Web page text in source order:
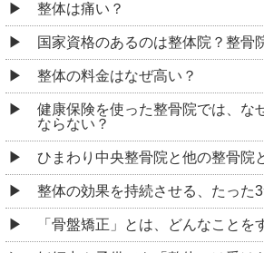
整体は痛い？
国家資格のあるのは整体院？整骨
整体の料金はなぜ高い？
健康保険を使った整骨院では、な
ならない？
ひまわり中央整骨院と他の整骨院
整体の効果を持続させる、たった3
「骨盤矯正」とは、どんなことを